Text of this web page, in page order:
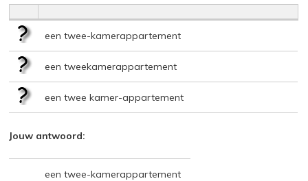
een twee-kamerappartement
een tweekamerappartement
een twee kamer-appartement
Jouw antwoord:
een twee-kamerappartement